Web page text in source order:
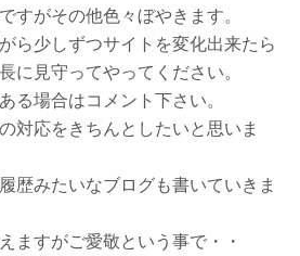
すがその他色々ぼやきます。
ら少しずつサイトを変化出来たら
に見守ってやってください。
る場合はコメント下さい。
対応をきちんとしたいと思いま
歴みたいなブログも書いていきま
ますがご愛敬という事で・・